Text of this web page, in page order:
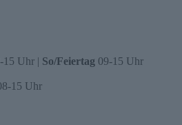
15 Uhr | So/Feiertag 09-15 Uhr
15 Uhr